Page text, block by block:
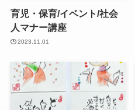
育児・保育/イベント/社会
人マナー講座
2023.11.01